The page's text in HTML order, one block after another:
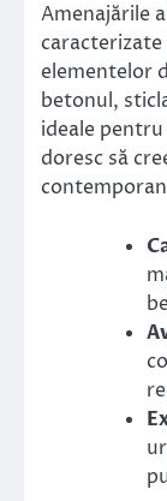
Amenajările
elementelor
betonul,
ideale
doresc să